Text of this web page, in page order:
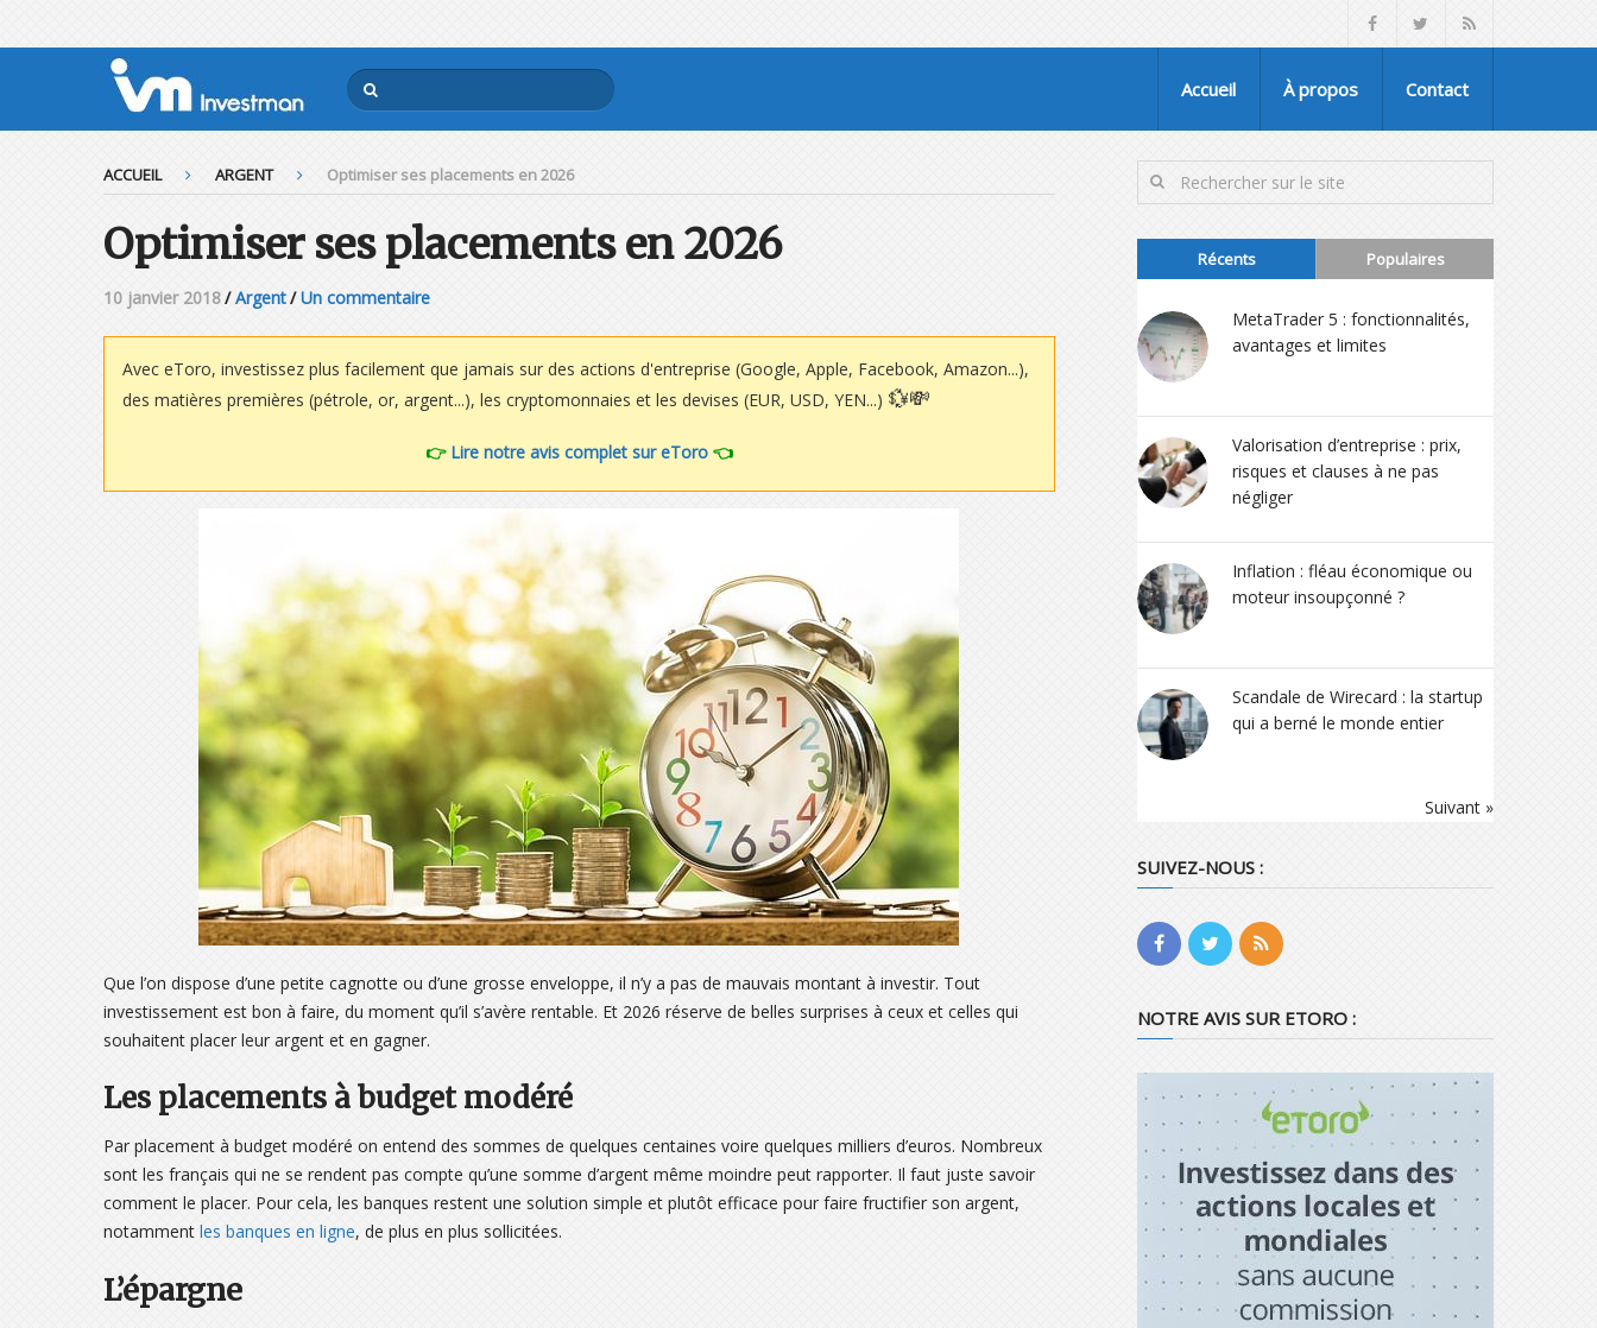
Accueil À propos Contact
ACCUEIL ARGENT Optimiser ses placements en 2026
Optimiser ses placements en 2026
10 janvier 2018/ Argent/ Un commentaire
Avec eToro, investissez plus facilement que jamais sur des actions d'entreprise (Google, Apple, Facebook, Amazon...),
des matières premières (pétrole, or, argent...), les cryptomonnaies et les devises (EUR, USD, YEN...) 💱💸
👉 Lire notre avis complet sur eToro👈
Que l’on dispose d’une petite cagnotte ou d’une grosse enveloppe, il n’y a pas de mauvais montant à investir. Tout
investissement est bon à faire, du moment qu’il s’avère rentable. Et 2026 réserve de belles surprises à ceux et celles qui
souhaitent placer leur argent et en gagner.
Les placements à budget modéré
Par placement à budget modéré on entend des sommes de quelques centaines voire quelques milliers d’euros. Nombreux
sont les français qui ne se rendent pas compte qu’une somme d’argent même moindre peut rapporter. Il faut juste savoir
comment le placer. Pour cela, les banques restent une solution simple et plutôt efficace pour faire fructifier son argent,
notamment les banques en ligne, de plus en plus sollicitées.
L’épargne
Récents Populaires
MetaTrader 5 : fonctionnalités,
avantages et limites
Valorisation d’entreprise : prix,
risques et clauses à ne pas
négliger
Inflation : fléau économique ou
moteur insoupçonné ?
Scandale de Wirecard : la startup
qui a berné le monde entier
Suivant »
SUIVEZ-NOUS :
NOTRE AVIS SUR ETORO :